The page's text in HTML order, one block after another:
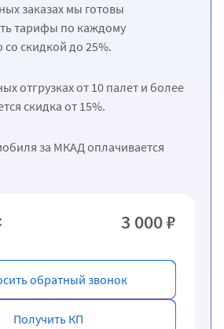
заказах мы готовы
тарифы по каждому
скидкой до 25%.
отгрузках от 10 палет и более
скидка от 15%.
за МКАД оплачивается
3 000 ₽
обратный звонок
Получить КП